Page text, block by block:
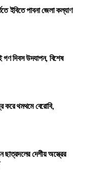
ইবিতে পাবনা জেলা কল্যাণ
গণ দিবস উদযাপন, বিশেষ
করে থমথমে বেরোবি,
ছাত্রদলের দেশীয় অস্ত্রের